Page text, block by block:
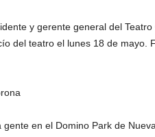
y gerente general del
del teatro el lunes 18 de mayo.
en el Domino Park de